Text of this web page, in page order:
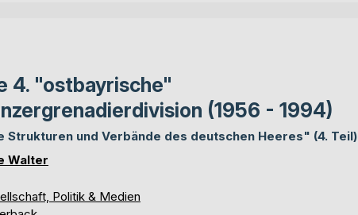
4. "ostbayrische"
(1956 - 1994)
Strukturen und Verbände des deutschen Heeres" (4. Teil)
Walter
Politik & Medien